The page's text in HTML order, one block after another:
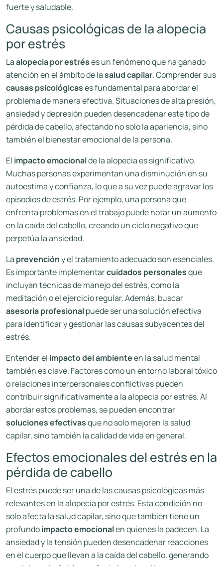
fuerte y saludable.
Causas psicológicas de la alopecia
por estrés
Laalopecia por estréses un fenómeno que ha ganado
atención en el ámbito de lasalud capilar. Comprender sus
causas psicológicases fundamental para abordar el
problema de manera efectiva. Situaciones de alta presión,
ansiedad y depresión pueden desencadenar este tipo de
pérdida de cabello, afectando no solo la apariencia, sino
también el bienestar emocional de la persona.
El impacto emocionalde la alopecia es significativo.
Muchas personas experimentan una disminución en su
autoestima y confianza, lo que a su vez puede agravar los
episodios de estrés. Por ejemplo, una persona que
enfrenta problemas en el trabajo puede notar un aumento
en la caída del cabello, creando un ciclo negativo que
perpetúa la ansiedad.
La prevencióny el tratamiento adecuado son esenciales.
Es importante implementarcuidados personalesque
incluyan técnicas de manejo del estrés, como la
meditación o el ejercicio regular. Además, buscar
asesoría profesionalpuede ser una solución efectiva
para identificar y gestionar las causas subyacentes del
estrés.
Entender el impacto del ambienteen la salud mental
también es clave. Factores como un entorno laboral tóxico
o relaciones interpersonales conflictivas pueden
contribuir significativamente a la alopecia por estrés. Al
abordar estos problemas, se pueden encontrar
soluciones efectivasque no solo mejoren la salud
capilar, sino también la calidad de vida en general.
Efectos emocionales del estrés en la
pérdida de cabello
El estrés puede ser una de las causas psicológicas más
relevantes en la alopecia por estrés. Esta condición no
solo afecta la salud capilar, sino que también tiene un
profundoimpacto emocionalen quienes la padecen. La
ansiedad y la tensión pueden desencadenar reacciones
en el cuerpo que llevan a la caída del cabello, generando